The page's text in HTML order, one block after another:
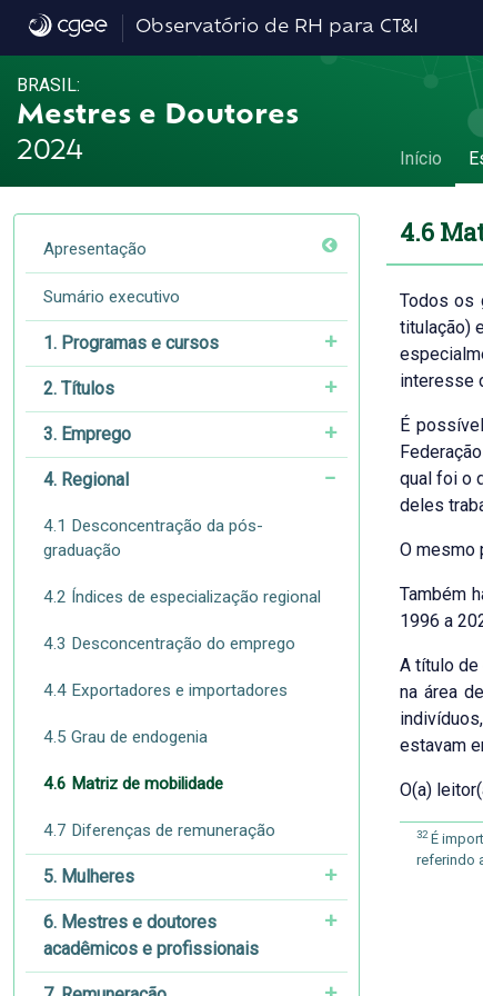
4.6 Matriz de mobilidade - 4.6 Matriz de
Observatório de RH para CT&I
BRASIL:
Mestres e Doutores
2024
Início
Apresentação
Sumário executivo
1. Programas e cursos
2. Títulos
3. Emprego
4. Regional
4.1 Desconcentração da pós-
graduação
4.2 Índices de especialização regional
4.3 Desconcentração do emprego
4.4 Exportadores e importadores
4.5 Grau de endogenia
4.6 Matriz de mobilidade
4.7 Diferenças de remuneração
5. Mulheres
6. Mestres e doutores
acadêmicos e profissionais
4.6
Todos os
titulação)
interesse
É
qual foi o
deles
O mesmo
Também
1996 a
A título
na área de
estavam
O(a)
32É
referindo